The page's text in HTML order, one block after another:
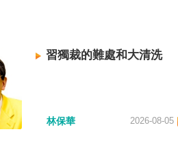
習獨裁的難處和大清洗
林保華 2026-08-05